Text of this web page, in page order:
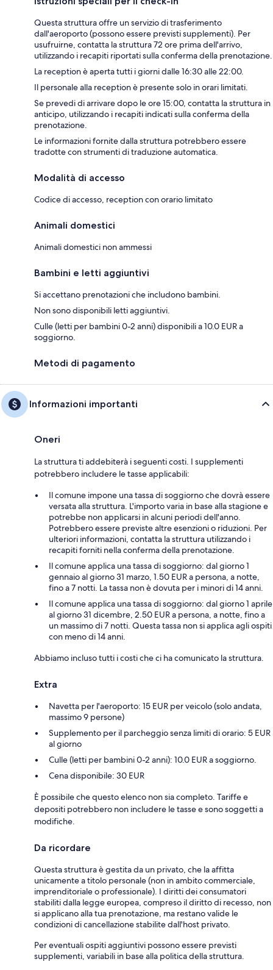
Questa struttura offre un servizio di trasferimento
dall'aeroporto (possono essere previsti supplementi). Per
usufruirne, contatta la struttura 72 ore prima dell'arrivo,
utilizzando i recapiti riportati sulla conferma della prenotazione.
La reception è aperta tutti i giorni dalle 16:30 alle 22:00.
Il personale alla reception è presente solo in orari limitati.
Se prevedi di arrivare dopo le ore 15:00, contatta la struttura in
anticipo, utilizzando i recapiti indicati sulla conferma della
prenotazione.
Le informazioni fornite dalla struttura potrebbero essere
tradotte con strumenti di traduzione automatica.
Modalità di accesso
Codice di accesso, reception con orario limitato
Animali domestici
Animali domestici non ammessi
Bambini e letti aggiuntivi
Si accettano prenotazioni che includono bambini.
Non sono disponibili letti aggiuntivi.
Culle (letti per bambini 0-2 anni) disponibili a 10.0 EUR a
soggiorno.
Metodi di pagamento
Informazioni importanti
Oneri
La struttura ti addebiterà i seguenti costi. I supplementi
potrebbero includere le tasse applicabili:
Il comune impone una tassa di soggiorno che dovrà essere
versata alla struttura. L'importo varia in base alla stagione e
potrebbe non applicarsi in alcuni periodi dell'anno.
Potrebbero essere previste altre esenzioni o riduzioni. Per
ulteriori informazioni, contatta la struttura utilizzando i
recapiti forniti nella conferma della prenotazione.
Il comune applica una tassa di soggiorno: dal giorno 1
gennaio al giorno 31 marzo, 1.50 EUR a persona, a notte,
fino a 7 notti. La tassa non è dovuta per i minori di 14 anni.
Il comune applica una tassa di soggiorno: dal giorno 1 aprile
al giorno 31 dicembre, 2.50 EUR a persona, a notte, fino a
un massimo di 7 notti. Questa tassa non si applica agli ospiti
con meno di 14 anni.
Abbiamo incluso tutti i costi che ci ha comunicato la struttura.
Extra
Navetta per l'aeroporto: 15 EUR per veicolo (solo andata,
massimo 9 persone)
Supplemento per il parcheggio senza limiti di orario: 5 EUR
al giorno
Culle (letti per bambini 0-2 anni): 10.0 EUR a soggiorno.
Cena disponibile: 30 EUR
È possibile che questo elenco non sia completo. Tariffe e
depositi potrebbero non includere le tasse e sono soggetti a
modifiche.
Da ricordare
Questa struttura è gestita da un privato, che la affitta
unicamente a titolo personale (non in ambito commerciale,
imprenditoriale o professionale). I diritti dei consumatori
stabiliti dalla legge europea, compreso il diritto di recesso, non
si applicano alla tua prenotazione, ma restano valide le
condizioni di cancellazione stabilite dall'host privato.
Per eventuali ospiti aggiuntivi possono essere previsti
supplementi, variabili in base alla politica della struttura.